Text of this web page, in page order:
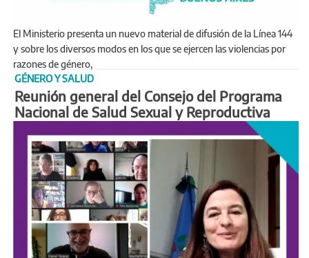
El Ministerio presenta un nuevo material de difusión de la Línea 144
y sobre los diversos modos en los que se ejercen las violencias por
razones de género,
GÉNERO Y SALUD
Reunión general del Consejo del Programa
Nacional de Salud Sexual y Reproductiva